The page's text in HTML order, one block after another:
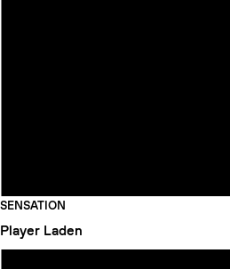
SENSATION
Player Laden